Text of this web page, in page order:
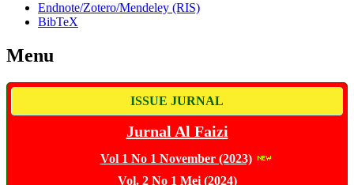
Endnote/Zotero/Mendeley (RIS)
BibTeX
Menu
ISSUE JURNAL
Jurnal Al Faizi
Vol 1 No 1 November (2023)
Vol. 2 No 1 Mei (2024)